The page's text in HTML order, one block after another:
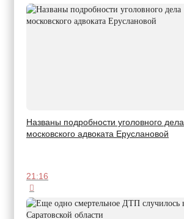
Названы подробности уголовного дела
московского адвоката Еруслановой
21:16